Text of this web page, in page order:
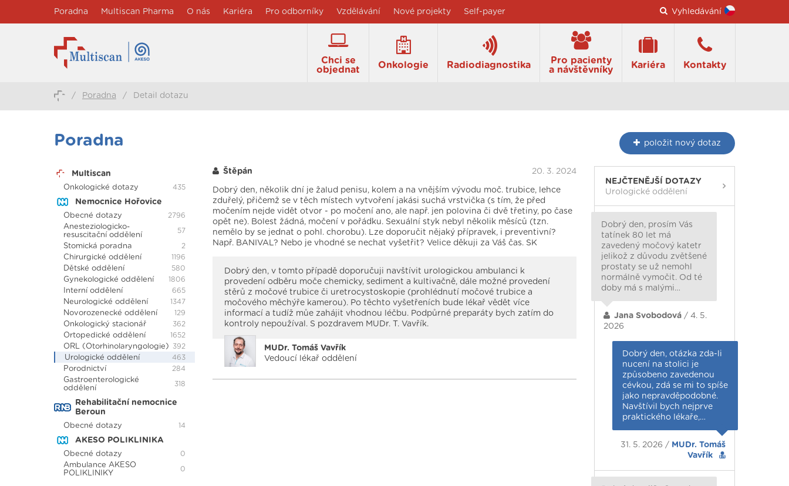
Poradna Multiscan Pharma O nás Kariéra Pro odborníky Vzdělávání Nové projekty Self-payer Vyhledávání
Chci se
objednat
Onkologie Radiodiagnostika
Pro pacienty
a návštěvníky
Kariéra Kontakty
/ Poradna / Detail dotazu
Poradna položit nový dotaz
Multiscan
Onkologické dotazy 435
Nemocnice Hořovice
Obecné dotazy 2796
Anesteziologicko-
resuscitační oddělení
57
Stomická poradna 2
Chirurgické oddělení 1196
Dětské oddělení 580
Gynekologické oddělení 1806
Interní oddělení 665
Neurologické oddělení 1347
Novorozenecké oddělení 129
Onkologický stacionář 362
Ortopedické oddělení 1652
ORL (Otorhinolaryngologie) 392
Urologické oddělení 463
Porodnictví 284
Gastroenterologické
oddělení
318
Rehabilitační nemocnice
Beroun
Obecné dotazy 14
AKESO POLIKLINIKA
Obecné dotazy 0
Ambulance AKESO
POLIKLINIKY
0
Štěpán 20. 3. 2024
Dobrý den, několik dní je žalud penisu, kolem a na vnějším vývodu moč. trubice, lehce
zduřelý, přičemž se v těch místech vytvoření jakási suchá vrstvička (s tím, že před
močením nejde vidět otvor - po močení ano, ale např. jen polovina či dvě třetiny, po čase
opět ne). Bolest žádná, močení v pořádku. Sexuální styk nebyl několik měsíců (tzn.
nemělo by se jednat o pohl. chorobu). Lze doporučit nějaký přípravek, i preventivní?
Např. BANIVAL? Nebo je vhodné se nechat vyšetřit? Velice děkuji za Váš čas. SK
Dobrý den, v tomto případě doporučuji navštívit urologickou ambulanci k
provedení odběru moče chemicky, sediment a kultivačně, dále možné provedení
stěrů z močové trubice či uretrocystoskopie (prohlédnutí močové trubice a
močového měchýře kamerou). Po těchto vyšetřeních bude lékař vědět více
informací a tudíž můe zahájit vhodnou léčbu. Podpůrné preparáty bych zatím do
kontroly nepoužíval. S pozdravem MUDr. T. Vavřík.
MUDr. Tomáš Vavřík
Vedoucí lékař oddělení
NEJČTENĚJŠÍ DOTAZY
Urologické oddělení
Dobrý den, prosím Vás
tatínek 80 let má
zavedený močový katetr
jelikož z důvodu zvětšené
prostaty se už nemohl
normálně vymočit. Od té
doby má s malými…
Jana Svobodová / 4. 5.
2026
Dobrý den, otázka zda-li
nucení na stolici je
způsobeno zavedenou
cévkou, zdá se mi to spíše
jako nepravděpodobné.
Navštívil bych nejprve
praktického lékaře,…
31. 5. 2026 / MUDr. Tomáš
Vavřík